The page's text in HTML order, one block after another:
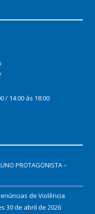
/ 14:00 às 18:00
PROTAGONISTA –
de Violência
30 de abril de 2026